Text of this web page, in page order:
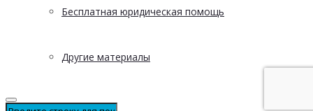
Бесплатная юридическая помощь
Другие материалы